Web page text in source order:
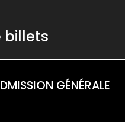
billets
GÉNÉRALE